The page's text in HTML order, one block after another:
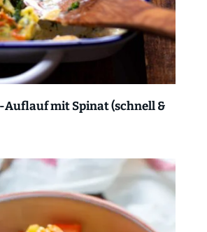
mit Spinat (schnell &